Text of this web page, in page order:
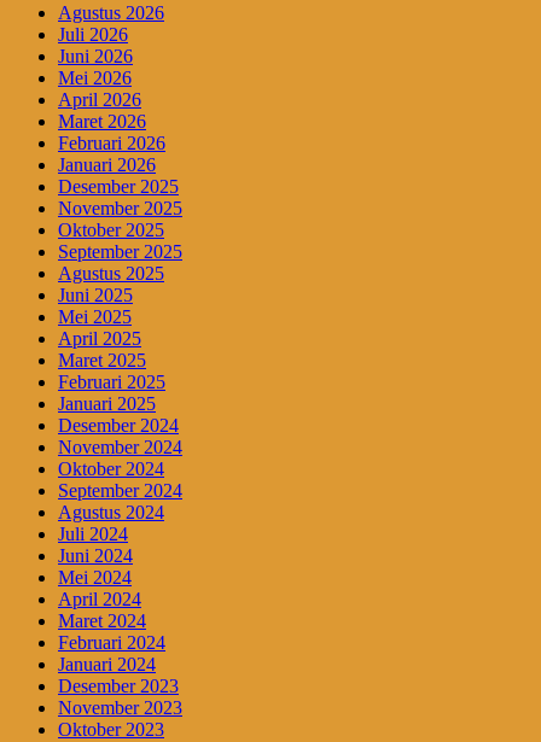
Agustus 2026
Juli 2026
Juni 2026
Mei 2026
April 2026
Maret 2026
Februari 2026
Januari 2026
Desember 2025
November 2025
Oktober 2025
September 2025
Agustus 2025
Juni 2025
Mei 2025
April 2025
Maret 2025
Februari 2025
Januari 2025
Desember 2024
November 2024
Oktober 2024
September 2024
Agustus 2024
Juli 2024
Juni 2024
Mei 2024
April 2024
Maret 2024
Februari 2024
Januari 2024
Desember 2023
November 2023
Oktober 2023